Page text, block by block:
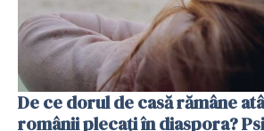
De ce dorul de casă rămâne
românii plecați în diaspora?